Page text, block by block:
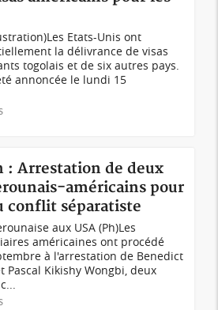
Etats-Unis ont
la délivrance de visas
togolais et de six autres pays.
annoncée le lundi 15
: Arrestation de deux
américains pour
conflit séparatiste
aux USA (Ph)Les
américaines ont procédé
à l'arrestation de Benedict
Pascal Kikishy Wongbi, deux